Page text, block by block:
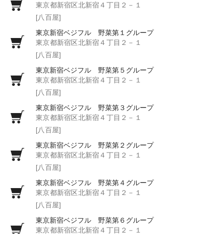
東京都新宿区北新宿４丁目２－１
[八百屋]
東京新宿ベジフル 野菜第１グループ
東京都新宿区北新宿４丁目２－１
[八百屋]
東京新宿ベジフル 野菜第５グループ
東京都新宿区北新宿４丁目２－１
[八百屋]
東京新宿ベジフル 野菜第３グループ
東京都新宿区北新宿４丁目２－１
[八百屋]
東京新宿ベジフル 野菜第２グループ
東京都新宿区北新宿４丁目２－１
[八百屋]
東京新宿ベジフル 野菜第４グループ
東京都新宿区北新宿４丁目２－１
[八百屋]
東京新宿ベジフル 野菜第６グループ
東京都新宿区北新宿４丁目２－１